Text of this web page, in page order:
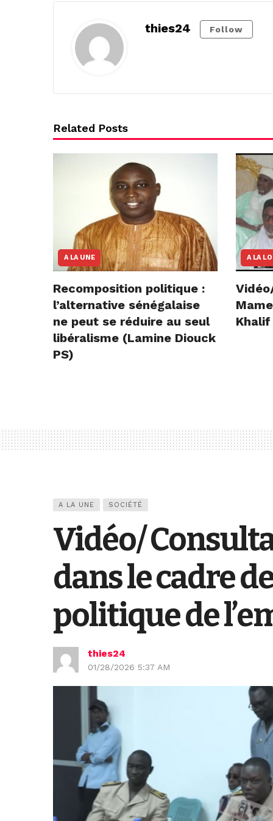
thies24 Follow
Related Posts
A LA UNE
Recomposition politique :
l’alternative sénégalaise
ne peut se réduire au seul
libéralisme (Lamine Diouck
PS)
A LA
A LA UNE SOCIÉTÉ
Vidéo/
dans le cadre
politique de
thies24
01/28/2026 5:37 AM